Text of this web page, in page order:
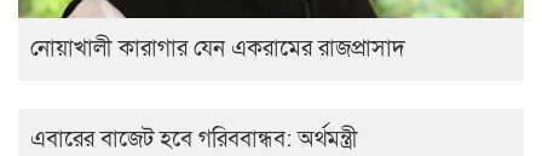
নোয়াখালী কারাগার যেন একরামের রাজপ্রাসাদ
এবারের বাজেট হবে গরিববান্ধব: অর্থমন্ত্রী